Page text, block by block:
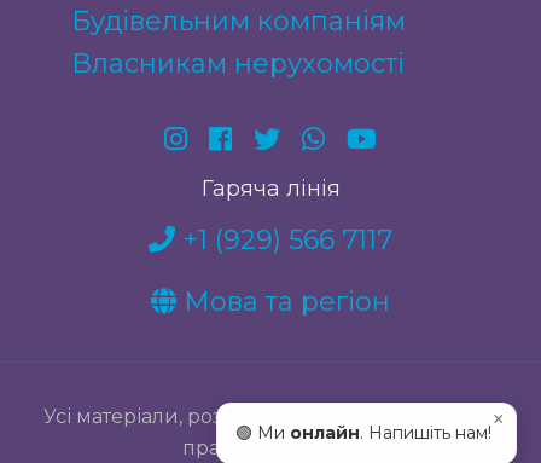
Будівельним компаніям
Власникам нерухомості
Гаряча лінія
+1 (929) 566 7117
Мова та регіон
Усі матеріали, розміщені на сайті, належать їх
правовласникам.
🟢 Ми онлайн. Напишіть нам!
×